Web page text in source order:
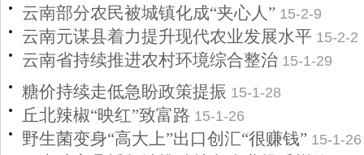
云南部分农民被城镇化成“夹心人” 15-2-9
云南元谋县着力提升现代农业发展水平 15-2-2
云南省持续推进农村环境综合整治 15-1-29
糖价持续走低急盼政策提振 15-1-28
丘北辣椒“映红”致富路 15-1-26
野生菌变身“高大上”出口创汇“很赚钱” 15-1-26